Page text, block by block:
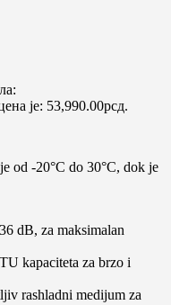
је: 53,990.00рсд.
od -20°C do 30°C, dok je
dB, za maksimalan
kapaciteta za brzo i
rashladni medijum za